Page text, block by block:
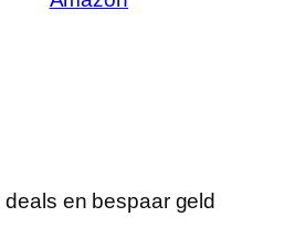
en bespaar geld